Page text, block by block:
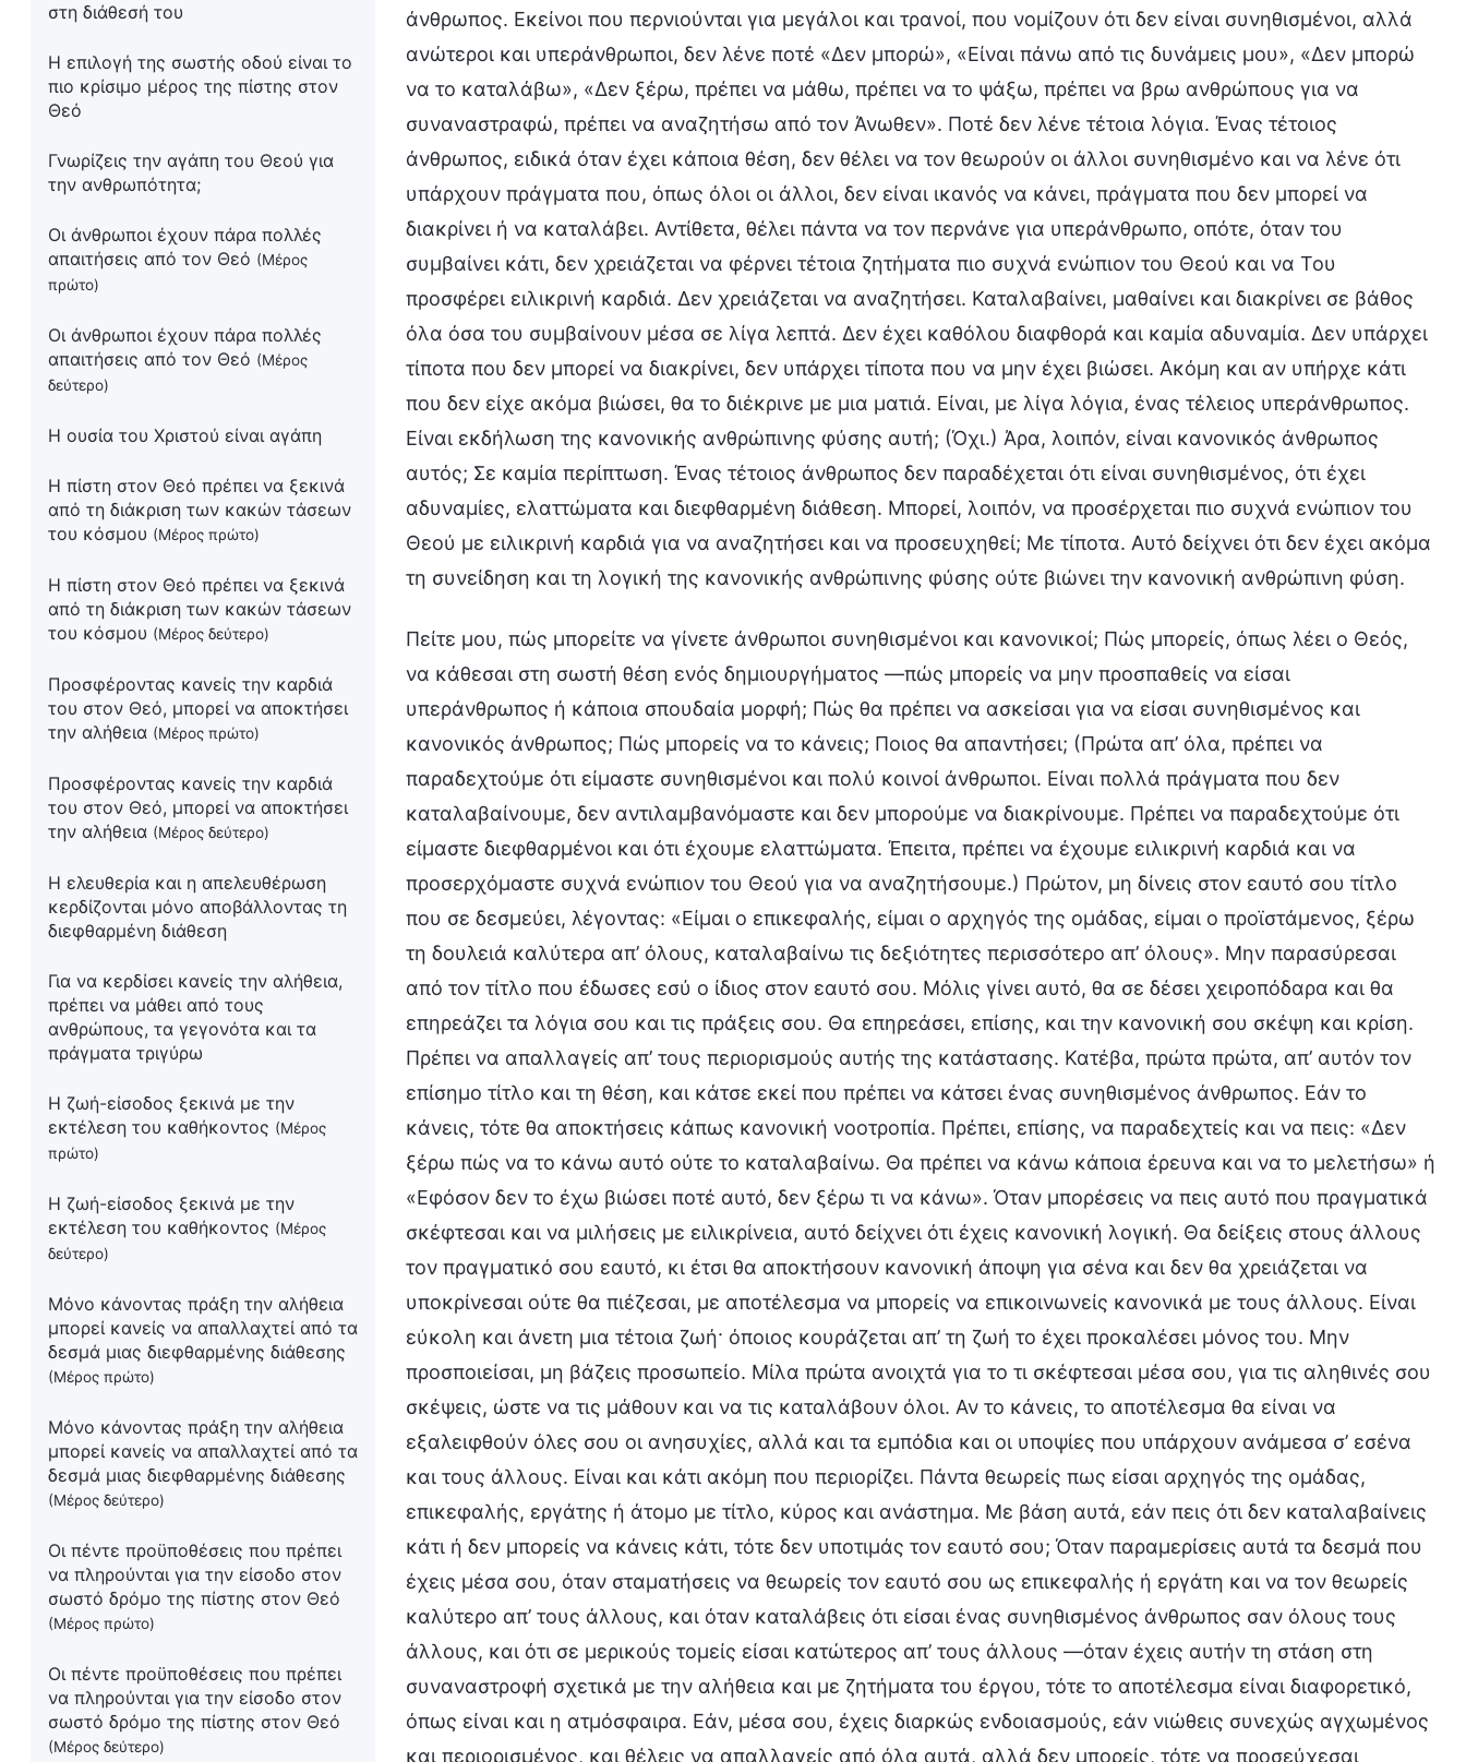
στη διάθεσή του
Η επιλογή της σωστής οδού είναι το
πιο κρίσιμο μέρος της πίστης στον
Θεό
Γνωρίζεις την αγάπη του Θεού για
την ανθρωπότητα;
Οι άνθρωποι έχουν πάρα πολλές
απαιτήσεις από τον Θεό (Μέρος
πρώτο)
Οι άνθρωποι έχουν πάρα πολλές
απαιτήσεις από τον Θεό (Μέρος
δεύτερο)
Η ουσία του Χριστού είναι αγάπη
Η πίστη στον Θεό πρέπει να ξεκινά
από τη διάκριση των κακών τάσεων
του κόσμου (Μέρος πρώτο)
Η πίστη στον Θεό πρέπει να ξεκινά
από τη διάκριση των κακών τάσεων
του κόσμου (Μέρος δεύτερο)
Προσφέροντας κανείς την καρδιά
του στον Θεό, μπορεί να αποκτήσει
την αλήθεια (Μέρος πρώτο)
Προσφέροντας κανείς την καρδιά
του στον Θεό, μπορεί να αποκτήσει
την αλήθεια (Μέρος δεύτερο)
Η ελευθερία και η απελευθέρωση
κερδίζονται μόνο αποβάλλοντας τη
διεφθαρμένη διάθεση
Για να κερδίσει κανείς την αλήθεια,
πρέπει να μάθει από τους
ανθρώπους, τα γεγονότα και τα
πράγματα τριγύρω
Η ζωή-είσοδος ξεκινά με την
εκτέλεση του καθήκοντος (Μέρος
πρώτο)
Η ζωή-είσοδος ξεκινά με την
εκτέλεση του καθήκοντος (Μέρος
δεύτερο)
Μόνο κάνοντας πράξη την αλήθεια
μπορεί κανείς να απαλλαχτεί από τα
δεσμά μιας διεφθαρμένης διάθεσης
(Μέρος πρώτο)
Μόνο κάνοντας πράξη την αλήθεια
μπορεί κανείς να απαλλαχτεί από τα
δεσμά μιας διεφθαρμένης διάθεσης
(Μέρος δεύτερο)
Οι πέντε προϋποθέσεις που πρέπει
να πληρούνται για την είσοδο στον
σωστό δρόμο της πίστης στον Θεό
(Μέρος πρώτο)
Οι πέντε προϋποθέσεις που πρέπει
να πληρούνται για την είσοδο στον
σωστό δρόμο της πίστης στον Θεό
(Μέρος δεύτερο)
άνθρωπος. Εκείνοι που περνιούνται για μεγάλοι και τρανοί, που νομίζουν ότι δεν είναι συνηθισμένοι, αλλά
ανώτεροι και υπεράνθρωποι, δεν λένε ποτέ «Δεν μπορώ», «Είναι πάνω από τις δυνάμεις μου», «Δεν μπορώ
να το καταλάβω», «Δεν ξέρω, πρέπει να μάθω, πρέπει να το ψάξω, πρέπει να βρω ανθρώπους για να
συναναστραφώ, πρέπει να αναζητήσω από τον Άνωθεν». Ποτέ δεν λένε τέτοια λόγια. Ένας τέτοιος
άνθρωπος, ειδικά όταν έχει κάποια θέση, δεν θέλει να τον θεωρούν οι άλλοι συνηθισμένο και να λένε ότι
υπάρχουν πράγματα που, όπως όλοι οι άλλοι, δεν είναι ικανός να κάνει, πράγματα που δεν μπορεί να
διακρίνει ή να καταλάβει. Αντίθετα, θέλει πάντα να τον περνάνε για υπεράνθρωπο, οπότε, όταν του
συμβαίνει κάτι, δεν χρειάζεται να φέρνει τέτοια ζητήματα πιο συχνά ενώπιον του Θεού και να Του
προσφέρει ειλικρινή καρδιά. Δεν χρειάζεται να αναζητήσει. Καταλαβαίνει, μαθαίνει και διακρίνει σε βάθος
όλα όσα του συμβαίνουν μέσα σε λίγα λεπτά. Δεν έχει καθόλου διαφθορά και καμία αδυναμία. Δεν υπάρχει
τίποτα που δεν μπορεί να διακρίνει, δεν υπάρχει τίποτα που να μην έχει βιώσει. Ακόμη και αν υπήρχε κάτι
που δεν είχε ακόμα βιώσει, θα το διέκρινε με μια ματιά. Είναι, με λίγα λόγια, ένας τέλειος υπεράνθρωπος.
Είναι εκδήλωση της κανονικής ανθρώπινης φύσης αυτή; (Όχι.) Άρα, λοιπόν, είναι κανονικός άνθρωπος
αυτός; Σε καμία περίπτωση. Ένας τέτοιος άνθρωπος δεν παραδέχεται ότι είναι συνηθισμένος, ότι έχει
αδυναμίες, ελαττώματα και διεφθαρμένη διάθεση. Μπορεί, λοιπόν, να προσέρχεται πιο συχνά ενώπιον του
Θεού με ειλικρινή καρδιά για να αναζητήσει και να προσευχηθεί; Με τίποτα. Αυτό δείχνει ότι δεν έχει ακόμα
τη συνείδηση και τη λογική της κανονικής ανθρώπινης φύσης ούτε βιώνει την κανονική ανθρώπινη φύση.
Πείτε μου, πώς μπορείτε να γίνετε άνθρωποι συνηθισμένοι και κανονικοί; Πώς μπορείς, όπως λέει ο Θεός,
να κάθεσαι στη σωστή θέση ενός δημιουργήματος —πώς μπορείς να μην προσπαθείς να είσαι
υπεράνθρωπος ή κάποια σπουδαία μορφή; Πώς θα πρέπει να ασκείσαι για να είσαι συνηθισμένος και
κανονικός άνθρωπος; Πώς μπορείς να το κάνεις; Ποιος θα απαντήσει; (Πρώτα απ’ όλα, πρέπει να
παραδεχτούμε ότι είμαστε συνηθισμένοι και πολύ κοινοί άνθρωποι. Είναι πολλά πράγματα που δεν
καταλαβαίνουμε, δεν αντιλαμβανόμαστε και δεν μπορούμε να διακρίνουμε. Πρέπει να παραδεχτούμε ότι
είμαστε διεφθαρμένοι και ότι έχουμε ελαττώματα. Έπειτα, πρέπει να έχουμε ειλικρινή καρδιά και να
προσερχόμαστε συχνά ενώπιον του Θεού για να αναζητήσουμε.) Πρώτον, μη δίνεις στον εαυτό σου τίτλο
που σε δεσμεύει, λέγοντας: «Είμαι ο επικεφαλής, είμαι ο αρχηγός της ομάδας, είμαι ο προϊστάμενος, ξέρω
τη δουλειά καλύτερα απ’ όλους, καταλαβαίνω τις δεξιότητες περισσότερο απ’ όλους». Μην παρασύρεσαι
από τον τίτλο που έδωσες εσύ ο ίδιος στον εαυτό σου. Μόλις γίνει αυτό, θα σε δέσει χειροπόδαρα και θα
επηρεάζει τα λόγια σου και τις πράξεις σου. Θα επηρεάσει, επίσης, και την κανονική σου σκέψη και κρίση.
Πρέπει να απαλλαγείς απ’ τους περιορισμούς αυτής της κατάστασης. Κατέβα, πρώτα πρώτα, απ’ αυτόν τον
επίσημο τίτλο και τη θέση, και κάτσε εκεί που πρέπει να κάτσει ένας συνηθισμένος άνθρωπος. Εάν το
κάνεις, τότε θα αποκτήσεις κάπως κανονική νοοτροπία. Πρέπει, επίσης, να παραδεχτείς και να πεις: «Δεν
ξέρω πώς να το κάνω αυτό ούτε το καταλαβαίνω. Θα πρέπει να κάνω κάποια έρευνα και να το μελετήσω» ή
«Εφόσον δεν το έχω βιώσει ποτέ αυτό, δεν ξέρω τι να κάνω». Όταν μπορέσεις να πεις αυτό που πραγματικά
σκέφτεσαι και να μιλήσεις με ειλικρίνεια, αυτό δείχνει ότι έχεις κανονική λογική. Θα δείξεις στους άλλους
τον πραγματικό σου εαυτό, κι έτσι θα αποκτήσουν κανονική άποψη για σένα και δεν θα χρειάζεται να
υποκρίνεσαι ούτε θα πιέζεσαι, με αποτέλεσμα να μπορείς να επικοινωνείς κανονικά με τους άλλους. Είναι
εύκολη και άνετη μια τέτοια ζωή· όποιος κουράζεται απ’ τη ζωή το έχει προκαλέσει μόνος του. Μην
προσποιείσαι, μη βάζεις προσωπείο. Μίλα πρώτα ανοιχτά για το τι σκέφτεσαι μέσα σου, για τις αληθινές σου
σκέψεις, ώστε να τις μάθουν και να τις καταλάβουν όλοι. Αν το κάνεις, το αποτέλεσμα θα είναι να
εξαλειφθούν όλες σου οι ανησυχίες, αλλά και τα εμπόδια και οι υποψίες που υπάρχουν ανάμεσα σ’ εσένα
και τους άλλους. Είναι και κάτι ακόμη που περιορίζει. Πάντα θεωρείς πως είσαι αρχηγός της ομάδας,
επικεφαλής, εργάτης ή άτομο με τίτλο, κύρος και ανάστημα. Με βάση αυτά, εάν πεις ότι δεν καταλαβαίνεις
κάτι ή δεν μπορείς να κάνεις κάτι, τότε δεν υποτιμάς τον εαυτό σου; Όταν παραμερίσεις αυτά τα δεσμά που
έχεις μέσα σου, όταν σταματήσεις να θεωρείς τον εαυτό σου ως επικεφαλής ή εργάτη και να τον θεωρείς
καλύτερο απ’ τους άλλους, και όταν καταλάβεις ότι είσαι ένας συνηθισμένος άνθρωπος σαν όλους τους
άλλους, και ότι σε μερικούς τομείς είσαι κατώτερος απ’ τους άλλους —όταν έχεις αυτήν τη στάση στη
συναναστροφή σχετικά με την αλήθεια και με ζητήματα του έργου, τότε το αποτέλεσμα είναι διαφορετικό,
όπως είναι και η ατμόσφαιρα. Εάν, μέσα σου, έχεις διαρκώς ενδοιασμούς, εάν νιώθεις συνεχώς αγχωμένος
και περιορισμένος, και θέλεις να απαλλαγείς από όλα αυτά, αλλά δεν μπορείς, τότε να προσεύχεσαι